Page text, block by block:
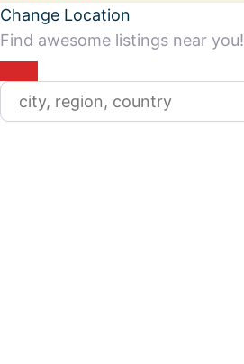
Change Location
Find awesome listings near you!
Change Location